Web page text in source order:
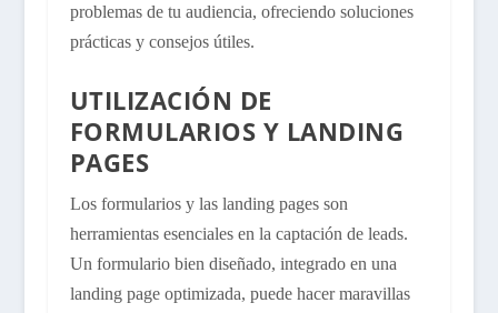
problemas de tu audiencia, ofreciendo soluciones
prácticas y consejos útiles.
UTILIZACIÓN DE
FORMULARIOS Y LANDING
PAGES
Los formularios y las landing pages son
herramientas esenciales en la captación de leads.
Un formulario bien diseñado, integrado en una
landing page optimizada, puede hacer maravillas